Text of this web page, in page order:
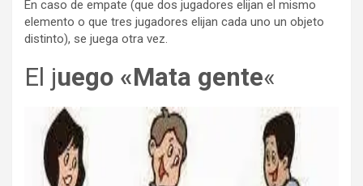
En caso de empate (que dos jugadores elijan el mismo
elemento o que tres jugadores elijan cada uno un objeto
distinto), se juega otra vez.
El juego «Mata gente«